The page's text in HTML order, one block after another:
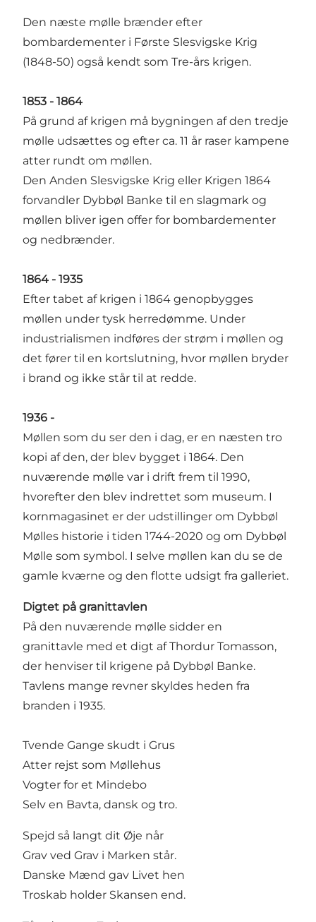
Den næste mølle brænder efter
bombardementer i Første Slesvigske Krig
(1848-50) også kendt som Tre-års krigen.
1853 - 1864
På grund af krigen må bygningen af den tredje
mølle udsættes og efter ca. 11 år raser kampene
atter rundt om møllen.
Den Anden Slesvigske Krig eller Krigen 1864
forvandler Dybbøl Banke til en slagmark og
møllen bliver igen offer for bombardementer
og nedbrænder.
1864 - 1935
Efter tabet af krigen i 1864 genopbygges
møllen under tysk herredømme. Under
industrialismen indføres der strøm i møllen og
det fører til en kortslutning, hvor møllen bryder
i brand og ikke står til at redde.
1936 -
Møllen som du ser den i dag, er en næsten tro
kopi af den, der blev bygget i 1864. Den
nuværende mølle var i drift frem til 1990,
hvorefter den blev indrettet som museum. I
kornmagasinet er der udstillinger om Dybbøl
Mølles historie i tiden 1744-2020 og om Dybbøl
Mølle som symbol. I selve møllen kan du se de
gamle kværne og den flotte udsigt fra galleriet.
Digtet på granittavlen
På den nuværende mølle sidder en
granittavle med et digt af Thordur Tomasson,
der henviser til krigene på Dybbøl Banke.
Tavlens mange revner skyldes heden fra
branden i 1935.
Tvende Gange skudt i Grus
Atter rejst som Møllehus
Vogter for et Mindebo
Selv en Bavta, dansk og tro.
Spejd så langt dit Øje når
Grav ved Grav i Marken står.
Danske Mænd gav Livet hen
Troskab holder Skansen end.